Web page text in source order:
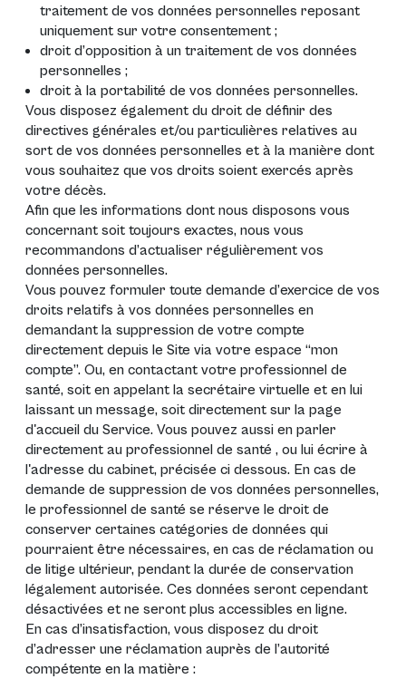
traitement de vos données personnelles reposant
uniquement sur votre consentement ;
droit d’opposition à un traitement de vos données
personnelles ;
droit à la portabilité de vos données personnelles.
Vous disposez également du droit de définir des
directives générales et/ou particulières relatives au
sort de vos données personnelles et à la manière dont
vous souhaitez que vos droits soient exercés après
votre décès.
Afin que les informations dont nous disposons vous
concernant soit toujours exactes, nous vous
recommandons d’actualiser régulièrement vos
données personnelles.
Vous pouvez formuler toute demande d’exercice de vos
droits relatifs à vos données personnelles en
demandant la suppression de votre compte
directement depuis le Site via votre espace “mon
compte”. Ou, en contactant votre professionnel de
santé, soit en appelant la secrétaire virtuelle et en lui
laissant un message, soit directement sur la page
d'accueil du Service. Vous pouvez aussi en parler
directement au professionnel de santé , ou lui écrire à
l'adresse du cabinet, précisée ci dessous. En cas de
demande de suppression de vos données personnelles,
le professionnel de santé se réserve le droit de
conserver certaines catégories de données qui
pourraient être nécessaires, en cas de réclamation ou
de litige ultérieur, pendant la durée de conservation
légalement autorisée. Ces données seront cependant
désactivées et ne seront plus accessibles en ligne.
En cas d’insatisfaction, vous disposez du droit
d’adresser une réclamation auprès de l’autorité
compétente en la matière :